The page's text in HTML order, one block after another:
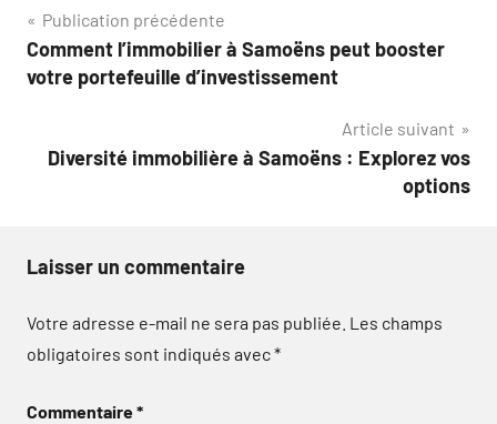
Navigation
de
Publication précédente
Comment l’immobilier à Samoëns peut booster
votre portefeuille d’investissement
Article suivant
Diversité immobilière à Samoëns : Explorez vos
options
Laisser un commentaire
Votre adresse e-mail ne sera pas publiée. Les champs
obligatoires sont indiqués avec*
Commentaire*